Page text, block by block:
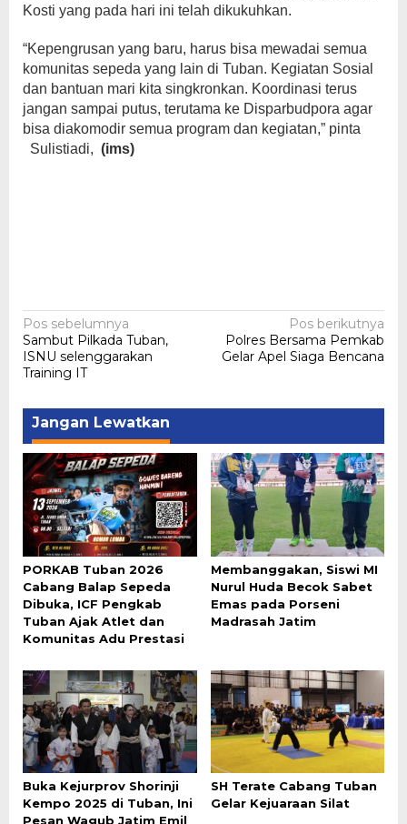
Kosti yang pada hari ini telah dikukuhkan.
“Kepengrusan yang baru, harus bisa mewadai semua
komunitas sepeda yang lain di Tuban. Kegiatan Sosial
dan bantuan mari kita singkronkan. Koordinasi terus
jangan sampai putus, terutama ke Disparbudpora agar
bisa diakomodir semua program dan kegiatan,” pinta
Sulistiadi, (ims)
Navigasi
pos
Pos sebelumnya
Sambut Pilkada Tuban,
ISNU selenggarakan
Training IT
Pos berikutnya
Polres Bersama Pemkab
Gelar Apel Siaga Bencana
Jangan Lewatkan
PORKAB Tuban 2026
Cabang Balap Sepeda
Dibuka, ICF Pengkab
Tuban Ajak Atlet dan
Komunitas Adu Prestasi
Membanggakan, Siswi MI
Nurul Huda Becok Sabet
Emas pada Porseni
Madrasah Jatim
Buka Kejurprov Shorinji
Kempo 2025 di Tuban, Ini
Pesan Wagub Jatim Emil
SH Terate Cabang Tuban
Gelar Kejuaraan Silat